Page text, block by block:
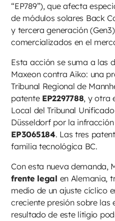
“EP789”), que afecta
de módulos solares Back
y tercera generación
comercializados en el
Esta acción se suma a las
Maxeon contra Aiko: una
Tribunal Regional de
patente EP2297788, y otra
Local del Tribunal
Düsseldorf por la
EP3065184. Las tres
familia tecnológica BC.
Con esta nueva demanda,
frente legal en Alemania,
medio de un ajuste cíclico
creciente presión sobre
resultado de este litigio